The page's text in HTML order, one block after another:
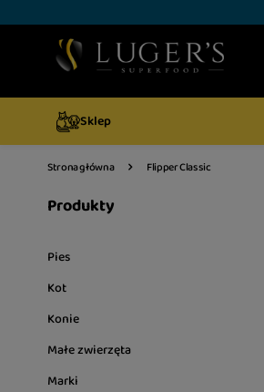
Sklep
Strona główna Flipper Classic
Produkty
Pies
Kot
Konie
Małe zwierzęta
Marki